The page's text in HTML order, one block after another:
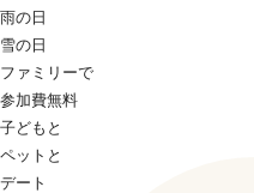
雨の日
雪の日
ファミリーで
参加費無料
子どもと
ペットと
デート